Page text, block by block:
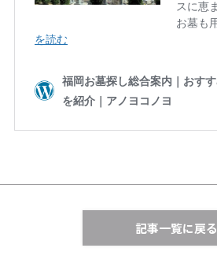
記事一覧に戻る